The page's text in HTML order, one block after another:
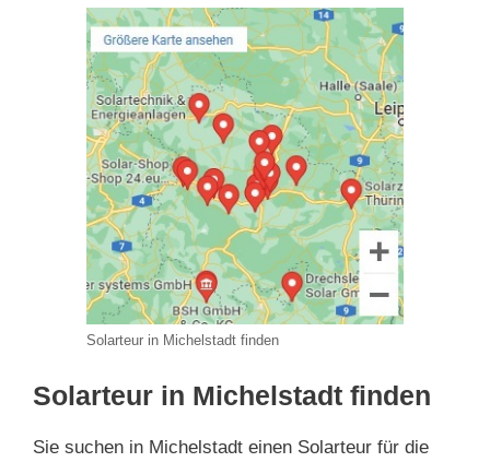
Solarteur in Michelstadt finden
Solarteur in Michelstadt finden
Sie suchen in Michelstadt einen Solarteur für die